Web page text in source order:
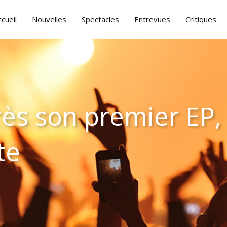
Nouvelles Spectacles Entrevues Critiques
son premier